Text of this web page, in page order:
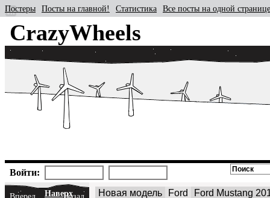
CrazyWheels
Постеры Посты на главной! Статистика Все посты на одной странице
Войти:
Наверх Новая модель Ford Ford Mustang